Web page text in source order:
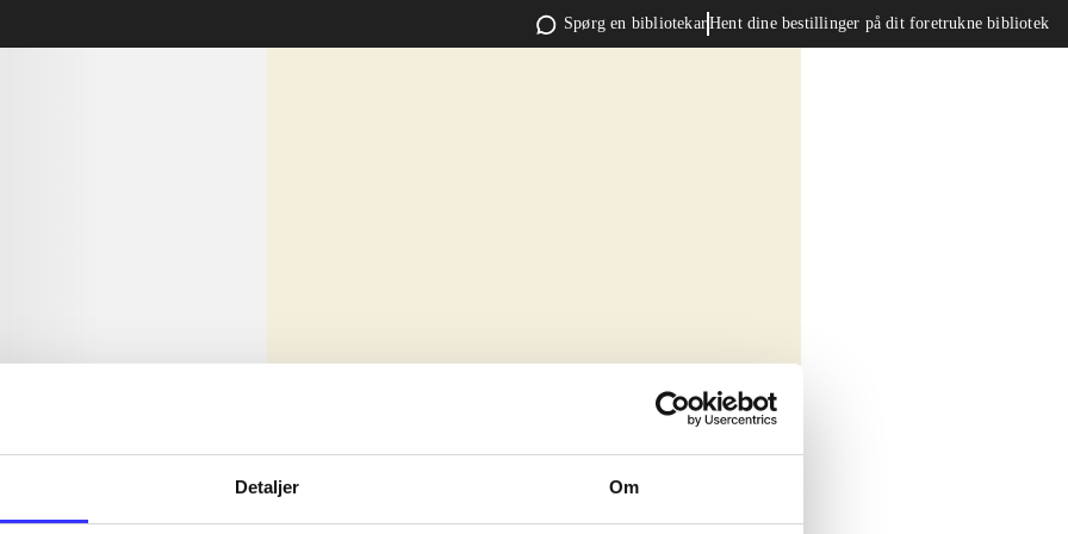
Detaljer Om
Spørg en bibliotekarHent dine bestillinger på dit foretrukne bibliotek
sit amet ...
sit amet ...